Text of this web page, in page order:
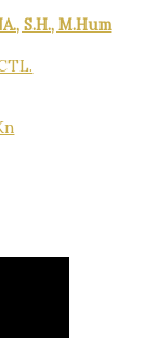
S.H., M.Hum